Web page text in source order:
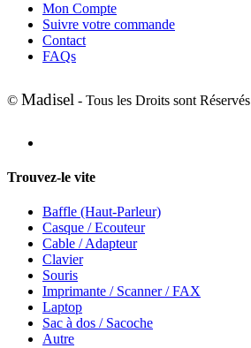
Mon Compte
Suivre votre commande
Contact
FAQs
© Madisel - Tous les Droits sont Réservés
Trouvez-le vite
Baffle (Haut-Parleur)
Casque / Ecouteur
Cable / Adapteur
Clavier
Souris
Imprimante / Scanner / FAX
Laptop
Sac à dos / Sacoche
Autre